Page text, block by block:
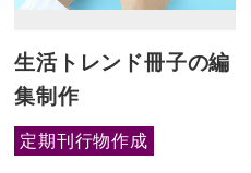
生活トレンド冊子の編
集制作
定期刊行物作成